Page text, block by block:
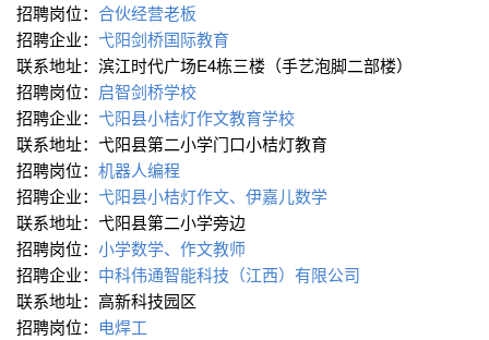
招聘岗位： 合伙经营老板
招聘企业： 弋阳剑桥国际教育
联系地址：滨江时代广场E4栋三楼（手艺泡脚二部楼）
招聘岗位： 启智剑桥学校
招聘企业： 弋阳县小桔灯作文教育学校
联系地址：弋阳县第二小学门口小桔灯教育
招聘岗位： 机器人编程
招聘企业： 弋阳县小桔灯作文、伊嘉儿数学
联系地址：弋阳县第二小学旁边
招聘岗位： 小学数学、作文教师
招聘企业： 中科伟通智能科技（江西）有限公司
联系地址：高新科技园区
招聘岗位： 电焊工